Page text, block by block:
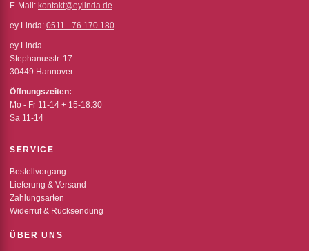
E-Mail: kontakt@eylinda.de
ey Linda: 0511 - 76 170 180
ey Linda
Stephanusstr. 17
30449 Hannover
Öffnungszeiten:
Mo - Fr 11-14 + 15-18:30
Sa 11-14
SERVICE
Bestellvorgang
Lieferung & Versand
Zahlungsarten
Widerruf & Rücksendung
ÜBER UNS